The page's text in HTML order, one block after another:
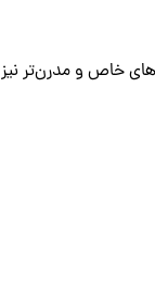
خاص و مدرن‌تر نیز